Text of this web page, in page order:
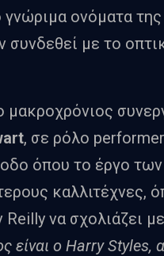
ονόματα της
συνδεθεί με το
, σε ρόλο
όπου το έργο
καλλιτέχνες,
να σχολιάζει
είναι ο Harry Styles,